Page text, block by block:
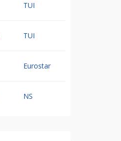
TUI
TUI
Eurostar
NS